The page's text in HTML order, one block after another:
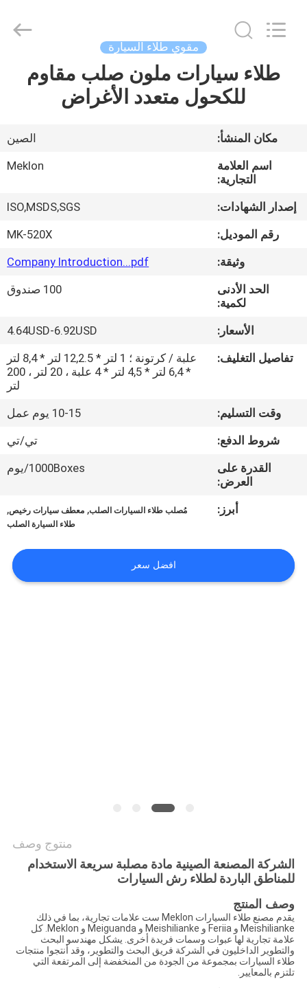
منزل
أشرطة
حول
جولة
المعمل
الجودة
اتصل
طلب
اقتباس
Technology
مقوي طلاء السيارة
طلاء سيارات ملون صلب مقاوم
للكحول متعدد الأغراض
مكان المنشأ:
الصين
اسم العلامة
التجارية:
Meklon
إصدار الشهادات:
ISO,MSDS,SGS
رقم الموديل:
MK-520X
وثيقة:
Company Introduction...pdf
الحد الأدنى
لكمية:
100 صندوق
الأسعار:
4.64USD-6.92USD
تفاصيل التغليف:
علبة / كرتونة ؛ 1 لتر * 12,2.5 لتر * 8,4 لتر
* 6,4 لتر * 4,5 لتر * 4 علبة ، 20 لتر ، 200
لتر
وقت التسليم:
10-15 يوم عمل
شروط الدفع:
تي/تي
القدرة على
العرض:
1000Boxes/يوم
أبرز: مُصلب طلاء السيارات الصلب, معطف سيارات رخيص,
طلاء السيارة الصلب
افضل سعر
منتوج وصف
الشركة المصنعة الصينية مادة مصلبة سريعة الاستخدام
للمناطق الباردة لطلاء رش السيارات
وصف المنتج
يقدم مصنع طلاء السيارات Meklon ست علامات تجارية، بما في ذلك
Meishilianke و Feriia و Meishilianke و Meiguanda و Meklon. كل
علامة تجارية لها عبوات وسمات فريدة أخرى. يشكل مهندسو البحث
والتطوير الداخليون في الشركة فريق البحث والتطوير، وقد أنتجوا منتجات
طلاء السيارات بمجموعة من الجودة من المنخفضة إلى المرتفعة التي
تلتزم بالمعايير.